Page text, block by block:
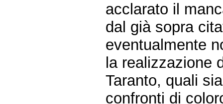
acclarato il
dal già sopra
eventualmente
la realizzazione
Taranto, quali
confronti di